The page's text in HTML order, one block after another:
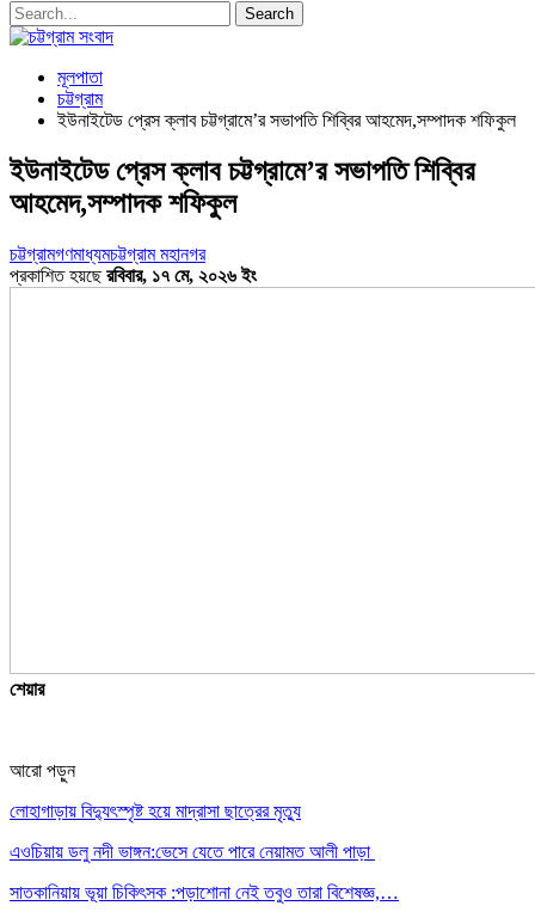
মূলপাতা
চট্টগ্রাম
ইউনাইটেড প্রেস ক্লাব চট্টগ্রামে’র সভাপতি শিব্বির আহমেদ,সম্পাদক শফিকুল
ইউনাইটেড প্রেস ক্লাব চট্টগ্রামে’র সভাপতি শিব্বির
আহমেদ,সম্পাদক শফিকুল
চট্টগ্রামগণমাধ্যমচট্টগ্রাম মহানগর
প্রকাশিত হয়ছেরবিবার, ১৭ মে, ২০২৬ ইং
শেয়ার
আরো পড়ুন
লোহাগাড়ায় বিদ্যুৎস্পৃষ্ট হয়ে মাদ্রাসা ছাত্রের মৃত্যু
এওচিয়ায় ডলু নদী ভাঙ্গন:ভেসে যেতে পারে নেয়ামত আলী পাড়া
সাতকানিয়ায় ভূয়া চিকিৎসক :পড়াশোনা নেই তবুও তারা বিশেষজ্ঞ,…